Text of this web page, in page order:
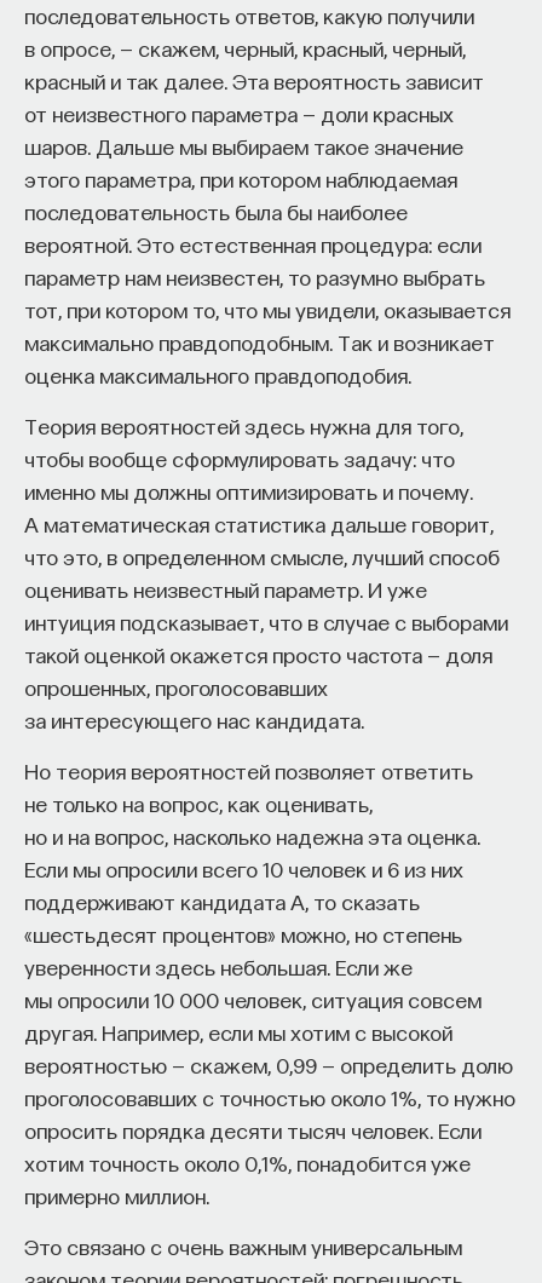
последовательность ответов, какую получили
в опросе, — скажем, черный, красный, черный,
красный и так далее. Эта вероятность зависит
от неизвестного параметра — доли красных
шаров. Дальше мы выбираем такое значение
этого параметра, при котором наблюдаемая
последовательность была бы наиболее
вероятной. Это естественная процедура: если
параметр нам неизвестен, то разумно выбрать
тот, при котором то, что мы увидели, оказывается
максимально правдоподобным. Так и возникает
оценка максимального правдоподобия.
Теория вероятностей здесь нужна для того,
чтобы вообще сформулировать задачу: что
именно мы должны оптимизировать и почему.
А математическая статистика дальше говорит,
что это, в определенном смысле, лучший способ
оценивать неизвестный параметр. И уже
интуиция подсказывает, что в случае с выборами
такой оценкой окажется просто частота — доля
опрошенных, проголосовавших
за интересующего нас кандидата.
Но теория вероятностей позволяет ответить
не только на вопрос, как оценивать,
но и на вопрос, насколько надежна эта оценка.
Если мы опросили всего 10 человек и 6 из них
поддерживают кандидата А, то сказать
«шестьдесят процентов» можно, но степень
уверенности здесь небольшая. Если же
мы опросили 10 000 человек, ситуация совсем
другая. Например, если мы хотим с высокой
вероятностью — скажем, 0,99 — определить долю
проголосовавших с точностью около 1%, то нужно
опросить порядка десяти тысяч человек. Если
хотим точность около 0,1%, понадобится уже
примерно миллион.
Это связано с очень важным универсальным